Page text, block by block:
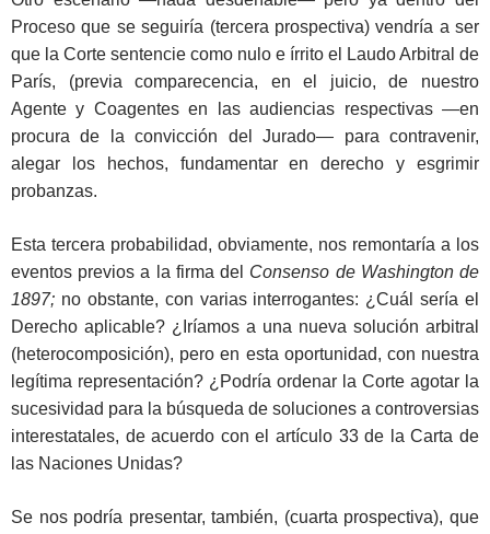
Proceso que se seguiría (tercera prospectiva) vendría a ser
que la Corte sentencie como nulo e írrito el Laudo Arbitral de
París, (previa comparecencia, en el juicio, de nuestro
Agente y Coagentes en las audiencias respectivas —en
procura de la convicción del Jurado— para contravenir,
alegar los hechos, fundamentar en derecho y esgrimir
probanzas.
Esta tercera probabilidad, obviamente, nos remontaría a los
eventos previos a la firma del Consenso de Washington de
1897; no obstante, con varias interrogantes: ¿Cuál sería el
Derecho aplicable? ¿Iríamos a una nueva solución arbitral
(heterocomposición), pero en esta oportunidad, con nuestra
legítima representación? ¿Podría ordenar la Corte agotar la
sucesividad para la búsqueda de soluciones a controversias
interestatales, de acuerdo con el artículo 33 de la Carta de
las Naciones Unidas?
Se nos podría presentar, también, (cuarta prospectiva), que